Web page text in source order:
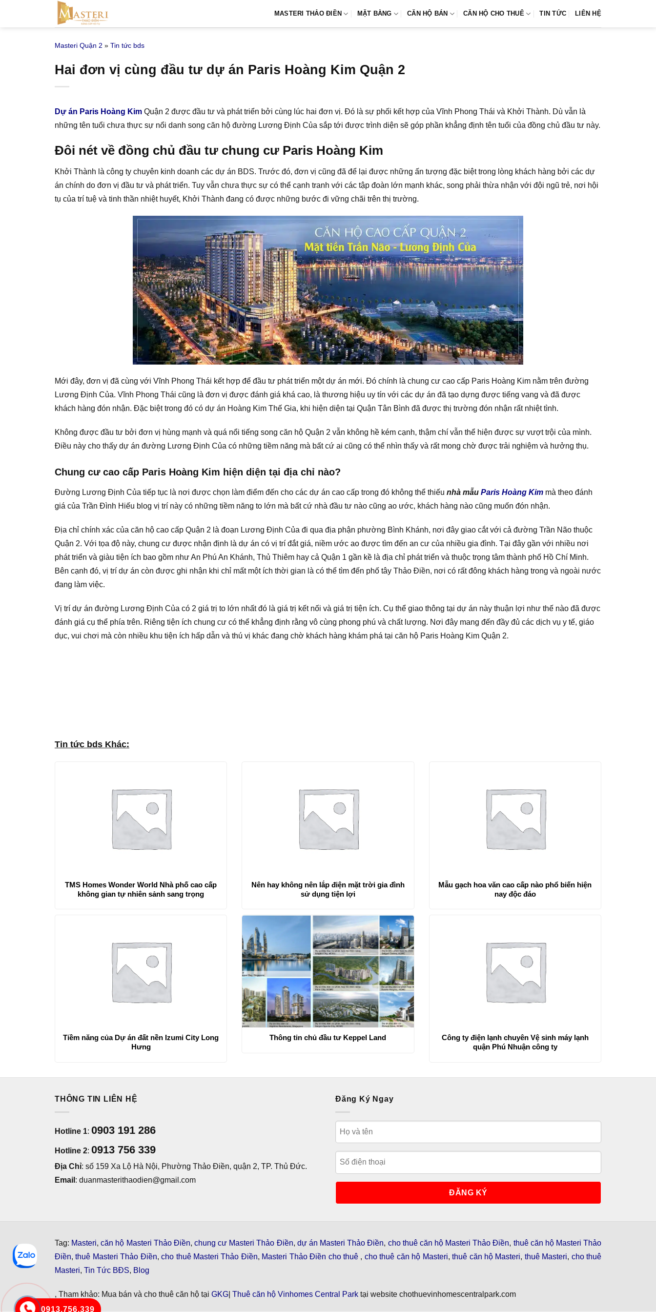
MASTERI THẢO ĐIỀN MẶT BẰNG CĂN HỘ BÁN CĂN HỘ CHO THUÊ TIN TỨC LIÊN HỆ
Masteri Quận 2 » Tin tức bds
Hai đơn vị cùng đầu tư dự án Paris Hoàng Kim Quận 2
Dự án Paris Hoàng Kim Quận 2 được đầu tư và phát triển bởi cùng lúc hai đơn vị. Đó là sự phối kết hợp của Vĩnh Phong Thái và Khởi Thành. Dù vẫn là
những tên tuổi chưa thực sự nổi danh song căn hộ đường Lương Định Của sắp tới được trình diện sẽ góp phần khẳng định tên tuổi của đồng chủ đầu tư này.
Đôi nét về đồng chủ đầu tư chung cư Paris Hoàng Kim
Khởi Thành là công ty chuyên kinh doanh các dự án BDS. Trước đó, đơn vị cũng đã để lại được những ấn tượng đặc biệt trong lòng khách hàng bởi các dự
án chính do đơn vị đầu tư và phát triển. Tuy vẫn chưa thực sự có thể cạnh tranh với các tập đoàn lớn mạnh khác, song phải thừa nhận với đội ngũ trẻ, nơi hội
tụ của trí tuệ và tinh thần nhiệt huyết, Khởi Thành đang có được những bước đi vững chãi trên thị trường.
Mới đây, đơn vị đã cùng với Vĩnh Phong Thái kết hợp để đầu tư phát triển một dự án mới. Đó chính là chung cư cao cấp Paris Hoàng Kim nằm trên đường
Lương Định Của. Vĩnh Phong Thái cũng là đơn vị được đánh giá khá cao, là thương hiệu uy tín với các dự án đã tạo dựng được tiếng vang và đã được
khách hàng đón nhận. Đặc biệt trong đó có dự án Hoàng Kim Thế Gia, khi hiện diện tại Quận Tân Bình đã được thị trường đón nhận rất nhiệt tình.
Không được đầu tư bởi đơn vị hùng mạnh và quá nổi tiếng song căn hộ Quận 2 vẫn không hề kém cạnh, thậm chí vẫn thể hiện được sự vượt trội của mình.
Điều này cho thấy dự án đường Lương Định Của có những tiềm năng mà bất cứ ai cũng có thể nhìn thấy và rất mong chờ được trải nghiệm và hưởng thụ.
Chung cư cao cấp Paris Hoàng Kim hiện diện tại địa chỉ nào?
Đường Lương Định Của tiếp tục là nơi được chọn làm điểm đến cho các dự án cao cấp trong đó không thể thiếu nhà mẫu Paris Hoàng Kim mà theo đánh
giá của Trần Đình Hiếu blog vị trí này có những tiềm năng to lớn mà bất cứ nhà đầu tư nào cũng ao ước, khách hàng nào cũng muốn đón nhận.
Địa chỉ chính xác của căn hộ cao cấp Quận 2 là đoạn Lương Định Của đi qua địa phận phường Bình Khánh, nơi đây giao cắt với cả đường Trần Não thuộc
Quận 2. Với tọa độ này, chung cư được nhận định là dự án có vị trí đắt giá, niềm ước ao được tìm đến an cư của nhiều gia đình. Tại đây gần với nhiều nơi
phát triển và giàu tiện ích bao gồm như An Phú An Khánh, Thủ Thiêm hay cả Quận 1 gần kề là địa chỉ phát triển và thuộc trọng tâm thành phố Hồ Chí Minh.
Bên cạnh đó, vị trí dự án còn được ghi nhận khi chỉ mất một ích thời gian là có thể tìm đến phố tây Thảo Điền, nơi có rất đông khách hàng trong và ngoài nước
đang làm việc.
Vị trí dự án đường Lương Định Của có 2 giá trị to lớn nhất đó là giá trị kết nối và giá trị tiện ích. Cụ thể giao thông tại dự án này thuận lợi như thế nào đã được
đánh giá cụ thể phía trên. Riêng tiện ích chung cư có thể khẳng định rằng vô cùng phong phú và chất lượng. Nơi đây mang đến đầy đủ các dịch vụ y tế, giáo
dục, vui chơi mà còn nhiều khu tiện ích hấp dẫn và thú vị khác đang chờ khách hàng khám phá tại căn hộ Paris Hoàng Kim Quận 2.
Tin tức bds Khác:
TMS Homes Wonder World Nhà phố cao cấp
không gian tự nhiên sảnh sang trọng
Nên hay không nên lắp điện mặt trời gia đình
sử dụng tiện lợi
Mẫu gạch hoa văn cao cấp nào phổ biến hiện
nay độc đáo
Tiềm năng của Dự án đất nền Izumi City Long
Hưng
Thông tin chủ đầu tư Keppel Land
Công ty điện lạnh chuyên Vệ sinh máy lạnh
quận Phú Nhuận công ty
THÔNG TIN LIÊN HỆ
Hotline 1: 0903 191 286
Hotline 2: 0913 756 339
Địa Chỉ: số 159 Xa Lộ Hà Nội, Phường Thảo Điền, quận 2, TP. Thủ Đức.
Email : duanmasterithaodien@gmail.com
Đăng Ký Ngay
Tag: Masteri,căn hộ Masteri Thảo Điền,chung cư Masteri Thảo Điền, dự án Masteri Thảo Điền, cho thuê căn hộ Masteri Thảo Điền, thuê căn hộ Masteri Thảo
Điền,thuê Masteri Thảo Điền,cho thuê Masteri Thảo Điền, Masteri Thảo Điền cho thuê , cho thuê căn hộ Masteri,thuê căn hộ Masteri, thuê Masteri, cho thuê
Masteri, Tin Tức BĐS, Blog
, Tham khảo: Mua bán và cho thuê căn hộ tại GKG Thuê căn hộ Vinhomes Central Park tại website chothuevinhomescentralpark.com
0913.756.339